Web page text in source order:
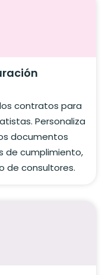
contratos para
Personaliza
documentos
de cumplimiento,
de consultores.